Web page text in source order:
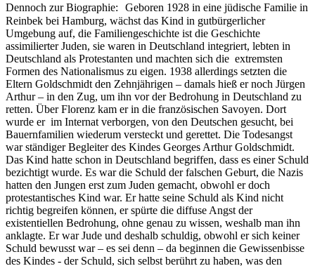
Dennoch zur Biographie: Geboren 1928 in eine jüdische Familie in
Reinbek bei Hamburg, wächst das Kind in gutbürgerlicher
Umgebung auf, die Familiengeschichte ist die Geschichte
assimilierter Juden, sie waren in Deutschland integriert, lebten in
Deutschland als Protestanten und machten sich die extremsten
Formen des Nationalismus zu eigen. 1938 allerdings setzten die
Eltern Goldschmidt den Zehnjährigen – damals hieß er noch Jürgen
Arthur – in den Zug, um ihn vor der Bedrohung in Deutschland zu
retten. Über Florenz kam er in die französischen Savoyen. Dort
wurde er im Internat verborgen, von den Deutschen gesucht, bei
Bauernfamilien wiederum versteckt und gerettet. Die Todesangst
war ständiger Begleiter des Kindes Georges Arthur Goldschmidt.
Das Kind hatte schon in Deutschland begriffen, dass es einer Schuld
bezichtigt wurde. Es war die Schuld der falschen Geburt, die Nazis
hatten den Jungen erst zum Juden gemacht, obwohl er doch
protestantisches Kind war. Er hatte seine Schuld als Kind nicht
richtig begreifen können, er spürte die diffuse Angst der
existentiellen Bedrohung, ohne genau zu wissen, weshalb man ihn
anklagte. Er war Jude und deshalb schuldig, obwohl er sich keiner
Schuld bewusst war – es sei denn – da beginnen die Gewissenbisse
des Kindes - der Schuld, sich selbst berührt zu haben, was den